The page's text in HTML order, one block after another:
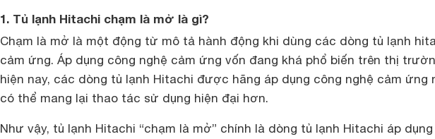
1. Tủ lạnh Hitachi chạm là mở là gì?
Chạm là mở là một động từ mô tả hành động khi dùng các dòng tủ lạnh
cảm ứng. Áp dụng công nghệ cảm ứng vốn đang khá phổ biến trên thị
hiện nay, các dòng tủ lạnh Hitachi được hãng áp dụng công nghệ cảm ứng
có thể mang lại thao tác sử dụng hiện đại hơn.
Như vậy, tủ lạnh Hitachi “chạm là mở” chính là dòng tủ lạnh Hitachi áp